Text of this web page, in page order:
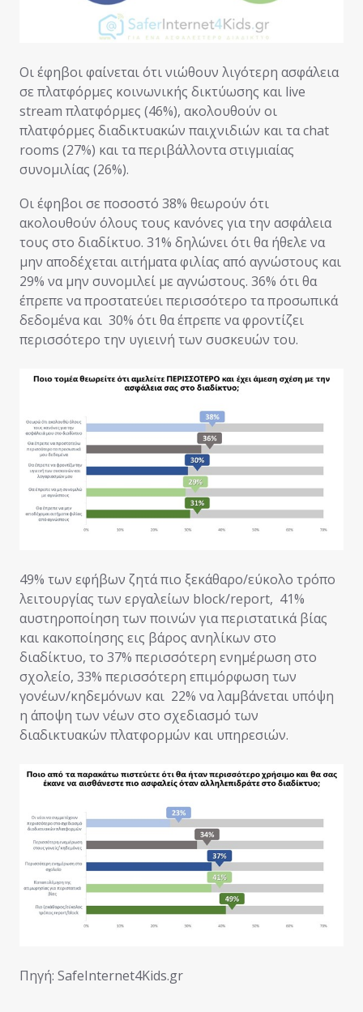
Οι έφηβοι φαίνεται ότι νιώθουν λιγότερη ασφάλεια
σε πλατφόρμες κοινωνικής δικτύωσης και live
stream πλατφόρμες (46%), ακολουθούν οι
πλατφόρμες διαδικτυακών παιχνιδιών και τα chat
rooms (27%) και τα περιβάλλοντα στιγμιαίας
συνομιλίας (26%).
Οι έφηβοι σε ποσοστό 38% θεωρούν ότι
ακολουθούν όλους τους κανόνες για την ασφάλεια
τους στο διαδίκτυο. 31% δηλώνει ότι θα ήθελε να
μην αποδέχεται αιτήματα φιλίας από αγνώστους και
29% να μην συνομιλεί με αγνώστους. 36% ότι θα
έπρεπε να προστατεύει περισσότερο τα προσωπικά
δεδομένα και 30% ότι θα έπρεπε να φροντίζει
περισσότερο την υγιεινή των συσκευών του.
49% των εφήβων ζητά πιο ξεκάθαρο/εύκολο τρόπο
λειτουργίας των εργαλείων block/report, 41%
αυστηροποίηση των ποινών για περιστατικά βίας
και κακοποίησης εις βάρος ανηλίκων στο
διαδίκτυο, το 37% περισσότερη ενημέρωση στο
σχολείο, 33% περισσότερη επιμόρφωση των
γονέων/κηδεμόνων και 22% να λαμβάνεται υπόψη
η άποψη των νέων στο σχεδιασμό των
διαδικτυακών πλατφορμών και υπηρεσιών.
Πηγή: SafeInternet4Kids.gr